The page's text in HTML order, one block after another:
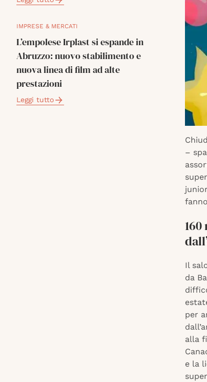
IMPRESE & MERCATI
L’empolese Irplast si espande in
Abruzzo: nuovo stabilimento e
nuova linea di film ad alte
prestazioni
Leggi tutto
–
Il
da
per
alla
e la